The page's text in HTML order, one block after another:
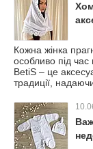
Кожна жінка
особливо під
BetiS – це
традиції,